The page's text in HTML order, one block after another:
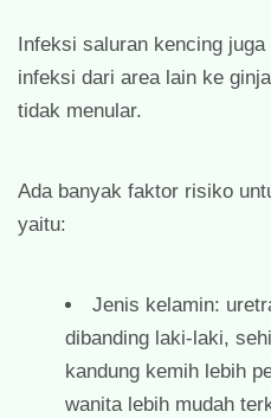
Infeksi saluran kencing
infeksi dari area lain ke
tidak menular.
Ada banyak faktor risiko
yaitu:
Jenis kelamin:
dibanding laki-laki,
kandung kemih lebih
wanita lebih mudah